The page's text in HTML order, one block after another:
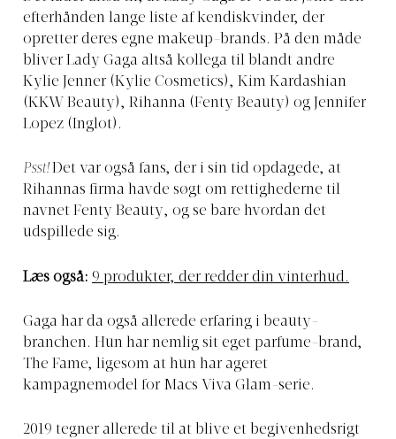
efterhånden lange liste af kendiskvinder, der
opretter deres egne makeup-brands. På den måde
bliver Lady Gaga altså kollega til blandt andre
Kylie Jenner (Kylie Cosmetics), Kim Kardashian
(KKW Beauty), Rihanna (Fenty Beauty) og Jennifer
Lopez (Inglot).
Psst!Det var også fans, der i sin tid opdagede, at
Rihannas firma havde søgt om rettighederne til
navnet Fenty Beauty, og se bare hvordan det
udspillede sig.
Læs også: 9 produkter, der redder din vinterhud.
Gaga har da også allerede erfaring i beauty-
branchen. Hun har nemlig sit eget parfume-brand,
The Fame, ligesom at hun har ageret
kampagnemodel for Macs Viva Glam-serie.
2019 tegner allerede til at blive et begivenhedsrigt